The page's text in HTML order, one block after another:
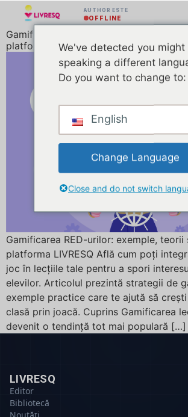
AUTHOR ESTE
OFFLINE
Gamificarea RED-urilor: exemple,
platforma LIVRESQ
Gamificarea RED-urilor: exemple,
platforma LIVRESQ Află cum poți
joc în lecțiile tale pentru a spori
elevilor. Articolul prezintă strategii de
exemple practice care te ajută să
clasă prin joacă. Cuprins Gamificarea
devenit o tendință tot mai populară […]
LIVRESQ
Editor
Bibliotecă
We've detected you might
speaking a different
Do you want to change to:
English
Change Language
Close and do not switch